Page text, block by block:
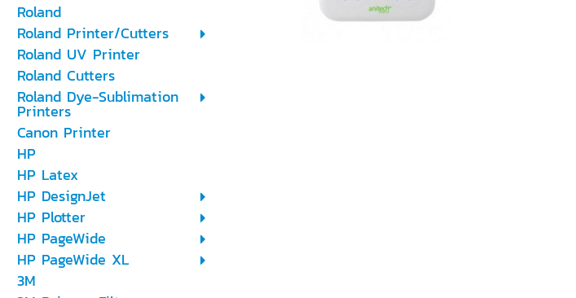
Roland
Roland Printer/Cutters
Roland UV Printer
Roland Cutters
Roland Dye-Sublimation
Printers
Canon Printer
HP
HP Latex
HP DesignJet
HP Plotter
HP PageWide
HP PageWide XL
3M